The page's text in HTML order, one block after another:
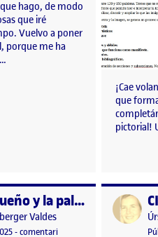
hago, de modo
que iré
Vuelvo a poner
porque me ha
¡Cae
que
pictorial!
Desde el sueño y la palabra: MEMORIA VISUAL
Valdes
9 gener, 2025 3:21 pm
-comentariel Desde el sueño y la
Publicat